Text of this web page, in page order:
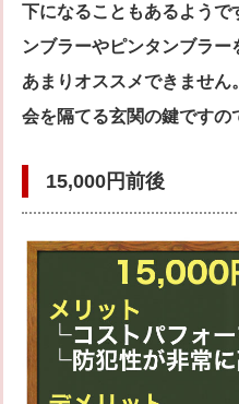
下になることもあるようで
ンブラーやピンタンブラ
あまりオススメできませ
会を隔てる玄関の鍵ですの
15,000円前後